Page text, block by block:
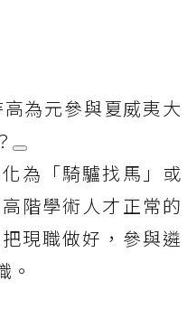
為元參與夏威夷大
為「騎驢找馬」或
階學術人才正常的
現職做好，參與遴
。